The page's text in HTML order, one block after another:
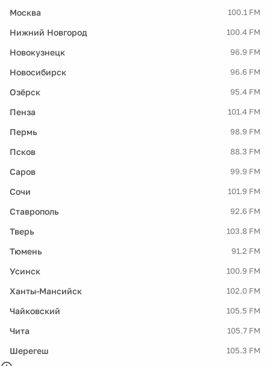
Москва 100.1 FM
Нижний Новгород 100.4 FM
Новокузнецк 96.9 FM
Новосибирск 96.6 FM
Озёрск 95.4 FM
Пенза 101.4 FM
Пермь 98.9 FM
Псков 88.3 FM
Саров 99.9 FM
Сочи 101.9 FM
Ставрополь 92.6 FM
Тверь 103.8 FM
Тюмень 91.2 FM
Усинск 100.9 FM
Ханты-Мансийск 102.0 FM
Чайковский 105.5 FM
Чита 105.7 FM
Шерегеш 105.3 FM